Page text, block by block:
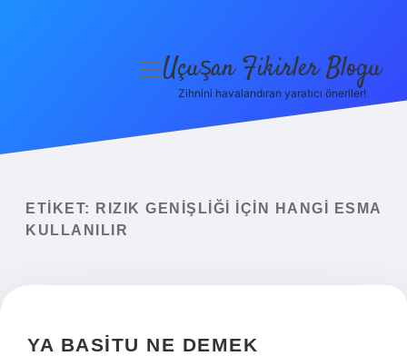
Yasal Uyarı
menüyü
Uçuşan Fikirler Blogu
Zihnini havalandıran yaratıcı öneriler!
ETIKET:
RIZIK GENIŞLIĞI IÇIN HANGI ESMA
KULLANILIR
YA BASITU NE DEMEK